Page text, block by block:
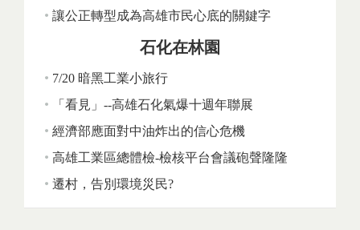
讓公正轉型成為高雄市民心底的關鍵字
石化在林園
7/20 暗黑工業小旅行
「看見」--高雄石化氣爆十週年聯展
經濟部應面對中油炸出的信心危機
高雄工業區總體檢-檢核平台會議砲聲隆隆
遷村，告別環境災民?